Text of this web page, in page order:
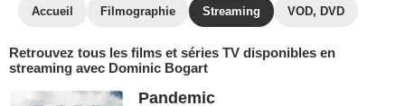
Accueil Filmographie Streaming VOD, DVD
Retrouvez tous les films et séries TV disponibles en
streaming avec Dominic Bogart
Pandemic